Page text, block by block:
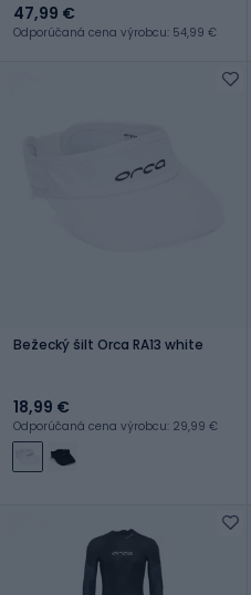
47,99 €
Odporúčaná cena výrobcu: 54,99 €
Bežecký šilt Orca RA13 white
18,99 €
Odporúčaná cena výrobcu: 29,99 €